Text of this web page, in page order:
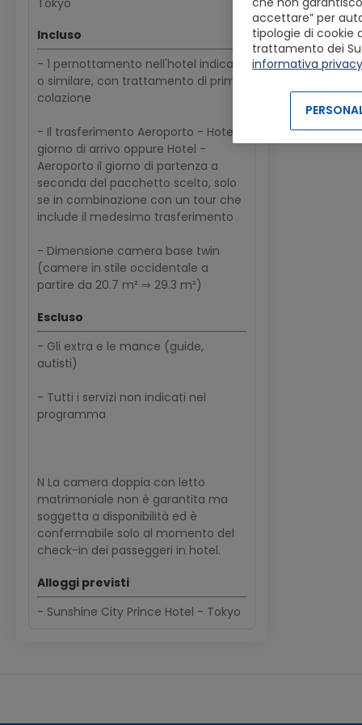
Colazione.
Tokyo
Incluso
- 1 pernottamento nell'hotel indicato
o similare, con trattamento di prima
colazione
- Il trasferimento Aeroporto - Hotel il
giorno di arrivo oppure Hotel -
Aeroporto il giorno di partenza a
seconda del pacchetto scelto, solo
se in combinazione con un tour che
include il medesimo trasferimento
- Dimensione camera base twin
(camere in stile occidentale a
partire da 20.7 m² ⇒ 29.3 m²)
Escluso
- Gli extra e le mance (guide,
autisti)
- Tutti i servizi non indicati nel
programma
N La camera doppia con letto
matrimoniale non è garantita ma
soggetta a disponibilità ed è
confermabile solo al momento del
check-in dei passeggeri in hotel.
Alloggi previsti
- Sunshine City Prince Hotel - Tokyo
accettare” per
tipologie di cookie
trattamento dei
informativa privacy